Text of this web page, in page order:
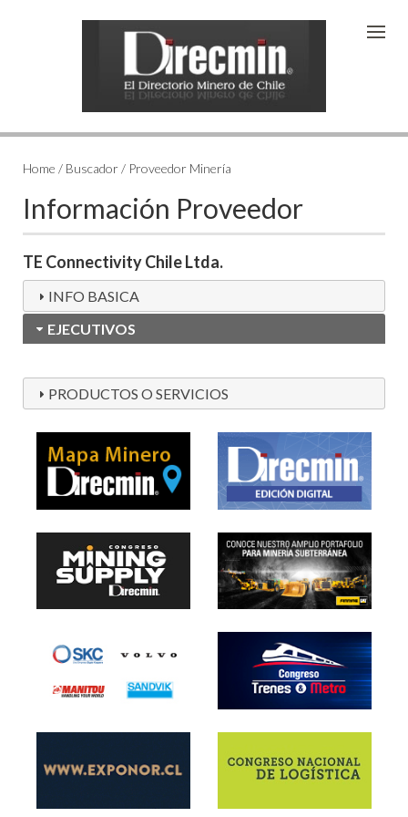
Home / Buscador / Proveedor Minería
Información Proveedor
TE Connectivity Chile Ltda.
INFO BASICA
EJECUTIVOS
PRODUCTOS O SERVICIOS